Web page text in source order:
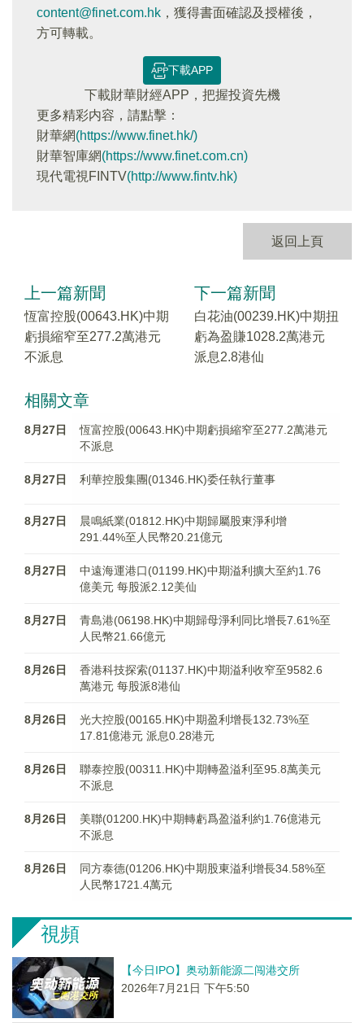
content@finet.com.hk ，獲得書面確認及授權後，
方可轉載。
下載APP
下載財華財經APP，把握投資先機
更多精彩内容，請點擊：
財華網(https://www.finet.hk/)
財華智庫網(https://www.finet.com.cn)
現代電視FINTV(http://www.fintv.hk)
返回上頁
上一篇新聞
恆富控股(00643.HK)中期
虧損縮窄至277.2萬港元
不派息
下一篇新聞
白花油(00239.HK)中期扭
虧為盈賺1028.2萬港元
派息2.8港仙
相關文章
8月27日
恆富控股(00643.HK)中期虧損縮窄至277.2萬港元
不派息
8月27日 利華控股集團(01346.HK)委任執行董事
8月27日
晨鳴紙業(01812.HK)中期歸屬股東淨利增
291.44%至人民幣20.21億元
8月27日
中遠海運港口(01199.HK)中期溢利擴大至約1.76
億美元 每股派2.12美仙
8月27日
青島港(06198.HK)中期歸母淨利同比增長7.61%至
人民幣21.66億元
8月26日
香港科技探索(01137.HK)中期溢利收窄至9582.6
萬港元 每股派8港仙
8月26日
光大控股(00165.HK)中期盈利增長132.73%至
17.81億港元 派息0.28港元
8月26日
聯泰控股(00311.HK)中期轉盈溢利至95.8萬美元
不派息
8月26日
美聯(01200.HK)中期轉虧爲盈溢利約1.76億港元
不派息
8月26日
同方泰德(01206.HK)中期股東溢利增長34.58%至
人民幣1721.4萬元
視頻
【今日IPO】奥动新能源二闯港交所
2026年7月21日 下午5:50